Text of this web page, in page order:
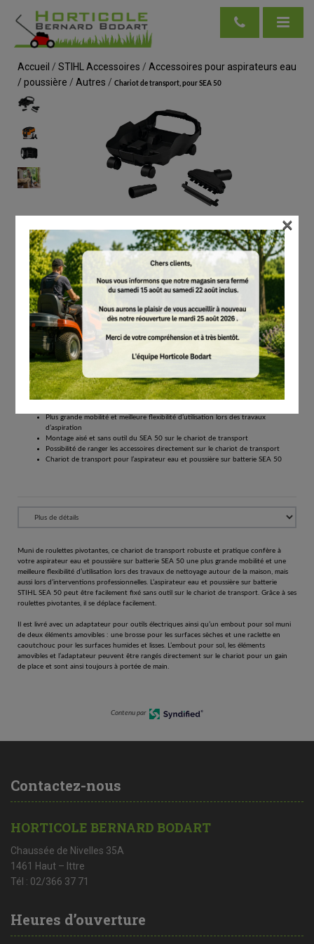
Accueil / STIHL Accessoires / Accessoires pour aspirateurs eau
/ poussière / Autres / Chariot de transport, pour SEA 50
STIHL
Chariot de transport, pour SEA 50
# SA085009800
Autres
25.80
Tous les prix comprennent la TVA de 21%.
Réserver
Chariot de transport pour l’aspirateur eau et poussière sur batterie STIHL SEA 50 pour
plus de mobilité et une plus grande flexibilité d’utilisation
Plus grande mobilité et meilleure flexibilité d’utilisation lors des travaux
d’aspiration
Montage aisé et sans outil du SEA 50 sur le chariot de transport
Possibilité de ranger les accessoires directement sur le chariot de transport
Chariot de transport pour l’aspirateur eau et poussière sur batterie SEA 50
Muni de roulettes pivotantes, ce chariot de transport robuste et pratique confère à
votre aspirateur eau et poussière sur batterie SEA 50 une plus grande mobilité et une
meilleure flexibilité d’utilisation lors des travaux de nettoyage autour de la maison, mais
aussi lors d’interventions professionnelles. L’aspirateur eau et poussière sur batterie
STIHL SEA 50 peut être facilement fixé sans outil sur le chariot de transport. Grâce à ses
roulettes pivotantes, il se déplace facilement.
Il est livré avec un adaptateur pour outils électriques ainsi qu’un embout pour sol muni
de deux éléments amovibles : une brosse pour les surfaces sèches et une raclette en
caoutchouc pour les surfaces humides et lisses. L’embout pour sol, les éléments
amovibles et l’adaptateur peuvent être rangés directement sur le chariot pour un gain
de place et sont ainsi toujours à portée de main.
Contenu par
Contactez-nous
HORTICOLE BERNARD BODART
Chaussée de Nivelles 35A
1461 Haut – Ittre
Tél : 02/366 37 71
Heures d’ouverture
×